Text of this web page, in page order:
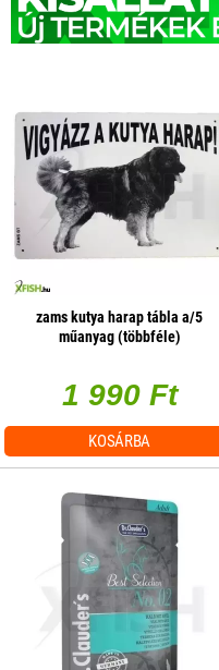
zams kutya harap tábla a/5
műanyag (többféle)
1 990 Ft
KOSÁRBA